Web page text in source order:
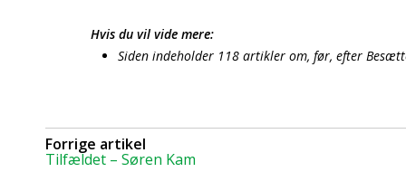
Hvis du vil vide mere:
Siden indeholder 118 artikler om, før, efter
Forrige artikel
Tilfældet – Søren Kam